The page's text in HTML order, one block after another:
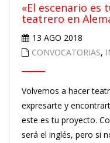
«El escenario es
teatrero en
13 AGO 2018
CONVOCATORIAS,
Volvemos a hacer
expresarte y
este es tu proyecto.
será el inglés, pero si